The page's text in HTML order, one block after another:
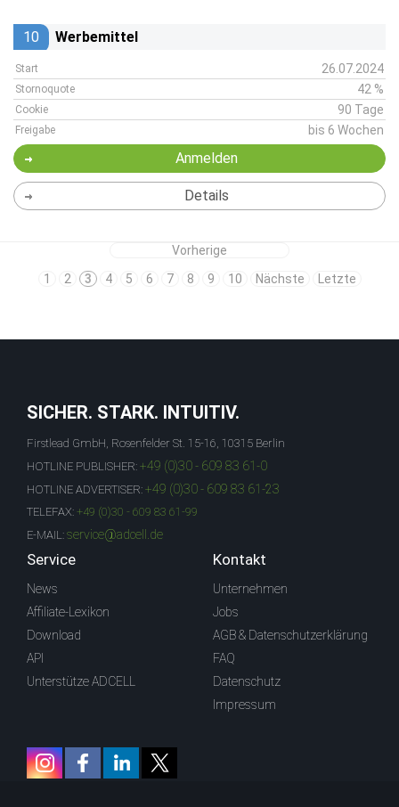
10 Werbemittel
Start 26.07.2024
Stornoquote 42 %
Cookie 90 Tage
Freigabe bis 6 Wochen
Anmelden
Details
Vorherige
1
2 3 4 5 6 7 8 9 10 Nächste Letzte
SICHER. STARK. INTUITIV.
Firstlead GmbH, Rosenfelder St. 15-16, 10315 Berlin
HOTLINE PUBLISHER: +49 (0)30 - 609 83 61-0
HOTLINE ADVERTISER: +49 (0)30 - 609 83 61-23
TELEFAX: +49 (0)30 - 609 83 61-99
E-MAIL: service@adcell.de
Service
News
Affiliate-Lexikon
Download
API
Unterstütze ADCELL
Kontakt
Unternehmen
Jobs
AGB & Datenschutzerklärung
FAQ
Datenschutz
Impressum